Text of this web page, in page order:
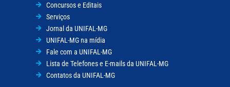
Concursos e Editais
Serviços
Jornal da UNIFAL-MG
UNIFAL-MG na mídia
Fale com a UNIFAL-MG
Lista de Telefones e E-mails da UNIFAL-MG
Contatos da UNIFAL-MG